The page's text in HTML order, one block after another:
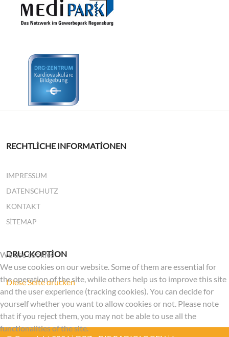
RECHTLICHE INFORMATIONEN
IMPRESSUM
DATENSCHUTZ
KONTAKT
SITEMAP
DRUCKOPTION
Diese Seite drucken
We use cookies
We use cookies on our website. Some of them are essential for
the operation of the site, while others help us to improve this site
and the user experience (tracking cookies). You can decide for
yourself whether you want to allow cookies or not. Please note
that if you reject them, you may not be able to use all the
functionalities of the site.